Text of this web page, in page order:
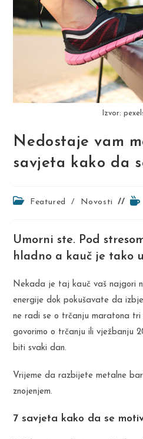
Izvor:
Nedostaje vam
savjeta kako da
PostFeatured / Novosti
Umorni ste. Pod
hladno a kauč je tako
Nekada je taj kauč vaš najgori
energije dok pokušavate da
ne radi se o trčanju maratona tri
govorimo o trčanju ili vježbanju
biti svaki dan.
Vrijeme da razbijete metalne
znojenjem.
7 savjeta kako da se